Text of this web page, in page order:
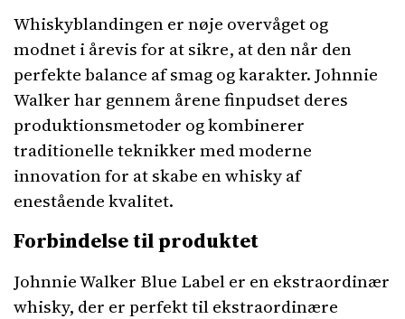
Whiskyblandingen er nøje overvåget og
modnet i årevis for at sikre, at den når den
perfekte balance af smag og karakter. Johnnie
Walker har gennem årene finpudset deres
produktionsmetoder og kombinerer
traditionelle teknikker med moderne
innovation for at skabe en whisky af
enestående kvalitet.
Forbindelse til produktet
Johnnie Walker Blue Label er en ekstraordinær
whisky, der er perfekt til ekstraordinære